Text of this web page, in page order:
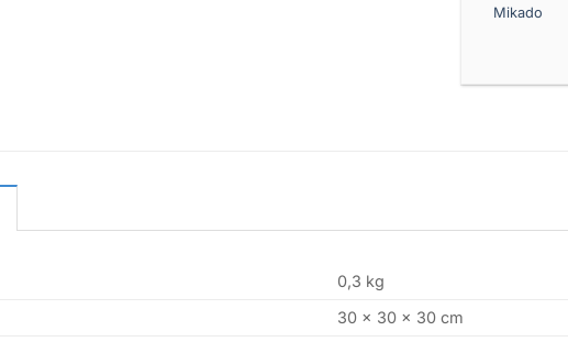
Mikado
0,3 kg
30 × 30 × 30 cm